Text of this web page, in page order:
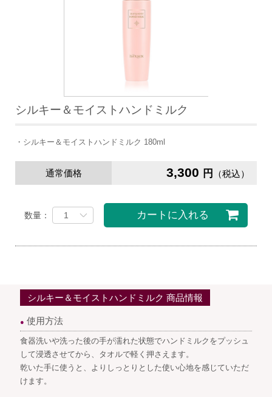
シルキー＆モイストハンドミルク
・シルキー＆モイストハンドミルク 180ml
通常価格 3,300 円 （税込）
数量： カートに入れる
シルキー＆モイストハンドミルク 商品情報
● 使用方法
食器洗いや洗った後の手が濡れた状態でハンドミルクをプッシュ
して浸透させてから、タオルで軽く押さえます。
乾いた手に使うと、よりしっとりとした使い心地を感じていただ
けます。